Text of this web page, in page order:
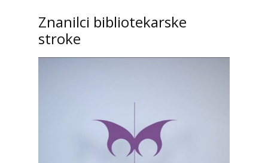
Znanilci bibliotekarske
stroke